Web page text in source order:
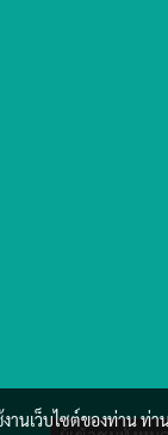
นเว็บไซต์ของท่าน ท่า